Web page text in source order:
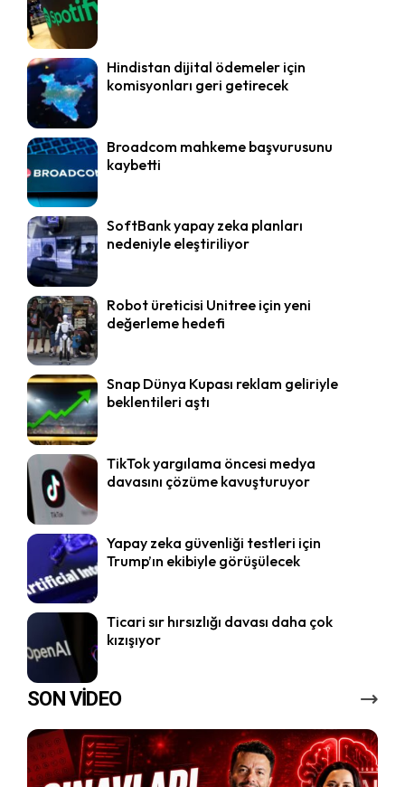
Hindistan dijital ödemeler için
komisyonları geri getirecek
Broadcom mahkeme başvurusunu
kaybetti
SoftBank yapay zeka planları
nedeniyle eleştiriliyor
Robot üreticisi Unitree için yeni
değerleme hedefi
Snap Dünya Kupası reklam geliriyle
beklentileri aştı
TikTok yargılama öncesi medya
davasını çözüme kavuşturuyor
Yapay zeka güvenliği testleri için
Trump’ın ekibiyle görüşülecek
Ticari sır hırsızlığı davası daha çok
kızışıyor
SON VİDEO